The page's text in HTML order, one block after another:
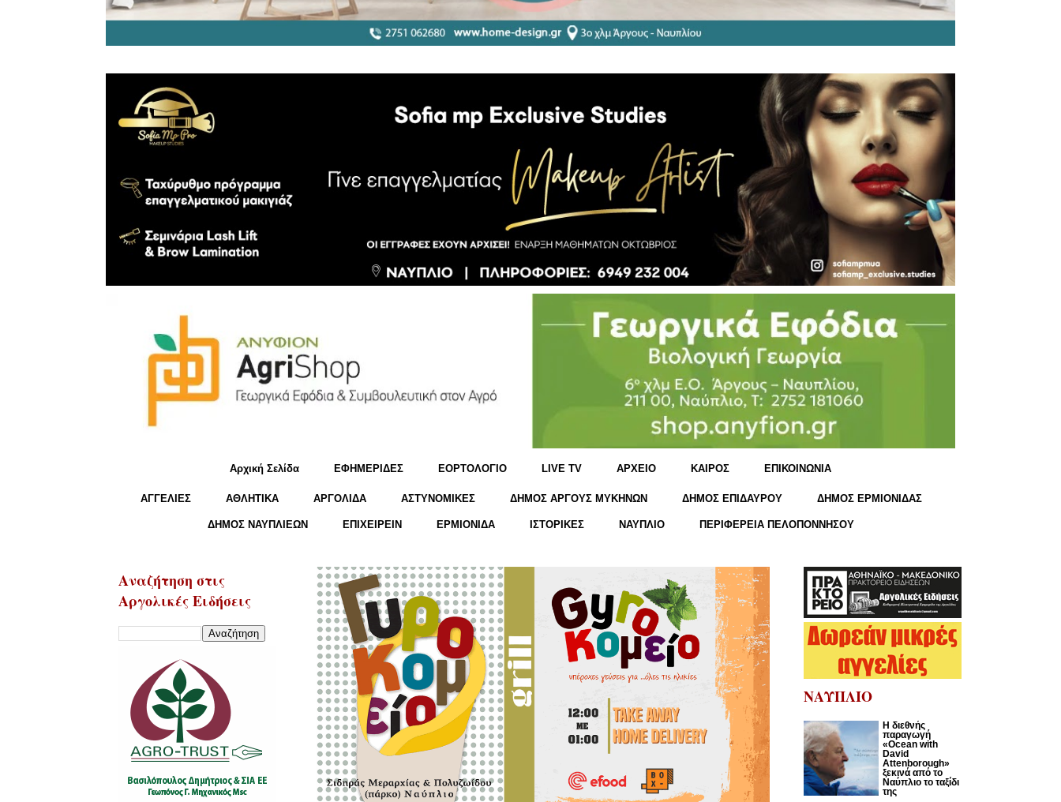
Αρχική Σελίδα ΕΦΗΜΕΡΙΔΕΣ ΕΟΡΤΟΛΟΓΙΟ LIVE TV ΑΡΧΕΙΟ KΑΙΡΟΣ ΕΠΙΚΟΙΝΩΝΙΑ
ΑΓΓΕΛΙΕΣ ΑΘΛΗΤΙΚΑ ΑΡΓΟΛΙΔΑ ΑΣΤΥΝΟΜΙΚΕΣ ΔΗΜΟΣ ΑΡΓΟΥΣ ΜΥΚΗΝΩΝ ΔΗΜΟΣ ΕΠΙΔΑΥΡΟΥ ΔΗΜΟΣ ΕΡΜΙΟΝΙΔΑΣ
ΔΗΜΟΣ ΝΑΥΠΛΙΕΩΝ ΕΠΙΧΕΙΡΕΙΝ ΕΡΜΙΟΝΙΔΑ ΙΣΤΟΡΙΚΕΣ ΝΑΥΠΛΙΟ ΠΕΡΙΦΕΡΕΙΑ ΠΕΛΟΠΟΝΝΗΣΟΥ
Αναζήτηση στις
Αργολικές Ειδήσεις
ΝΑΥΠΛΙΟ
Η διεθνής
παραγωγή
«Ocean with
David
Attenborough»
ξεκινά από το
Ναύπλιο το ταξίδι
της